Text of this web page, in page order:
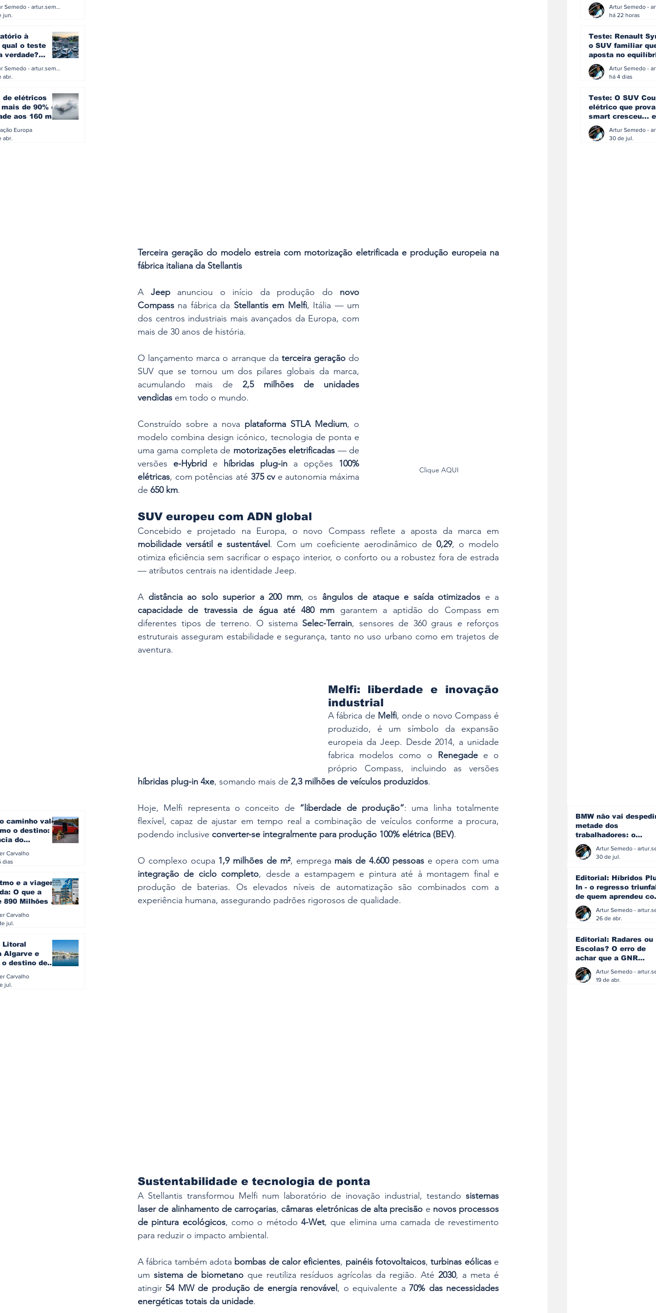
Artur Semedo - artur.semedo@publiracing.pt
jun.
à
qual o teste
verdade?
Artur Semedo - artur.semedo@publiracing.pt
abr.
de elétricos
de 90% da
aos 160 mil
Europa
abr.
Terceira geração do modelo estreia com motorização eletrificada e produção europeia na
fábrica italiana da Stellantis
Clique AQUI
A Jeep anunciou o início da produção do novo
Compass na fábrica da Stellantis em Melfi, Itália — um
dos centros industriais mais avançados da Europa, com
mais de 30 anos de história.
O lançamento marca o arranque da terceira geração do
SUV que se tornou um dos pilares globais da marca,
acumulando mais de 2,5 milhões de unidades
vendidas em todo o mundo.
Construído sobre a nova plataforma STLA Medium, o
modelo combina design icónico, tecnologia de ponta e
uma gama completa de motorizações eletrificadas — de
versões e-Hybrid e híbridas plug-in a opções 100%
elétricas, com potências até 375 cv e autonomia máxima
de 650 km.
SUV europeu com ADN global
mobilidade versátil e sustentável . Com um coeficiente aerodinâmico de 0,29, o modelo
otimiza eficiência sem sacrificar o espaço interior, o conforto ou a robustez fora de estrada
— atributos centrais na identidade Jeep.
A distância ao solo superior a 200 mm, os ângulos de ataque e saída otimizados
capacidade de travessia de água até 480 mm garantem a aptidão do Compass em
diferentes tipos de terreno. O sistema Selec-Terrain, sensores de 360 graus e reforços
estruturais asseguram estabilidade e segurança, tanto no uso urbano como em trajetos de
aventura.
Melfi: liberdade e inovação
industrial
A fábrica de Melfi, onde o novo Compass é
produzido, é um símbolo da expansão
europeia da Jeep. Desde 2014, a unidade
fabrica modelos como o
Renegade e o
híbridas plug-in 4xe, somando mais de 2,3 milhões de veículos produzidos.
Hoje, Melfi representa o conceito de “liberdade de produção”: uma linha totalmente
flexível, capaz de ajustar em tempo real a combinação de veículos conforme a procura,
podendo inclusive converter-se integralmente para produção 100% elétrica (BEV).
O complexo ocupa 1,9 milhões de m², emprega mais de 4.600 pessoas
integração de ciclo completo, desde a estampagem e pintura até à montagem final e
produção de baterias. Os elevados níveis de automatização são combinados com a
experiência humana, assegurando padrões rigorosos de qualidade.
Sustentabilidade e tecnologia de ponta
A Stellantis transformou Melfi num laboratório de inovação industrial, testando sistemas
laser de alinhamento de carroçarias, câmaras eletrónicas de alta precisão e novos processos
de pintura ecológicos, como o método 4-Wet, que elimina uma camada de revestimento
para reduzir o impacto ambiental.
A fábrica também adota bombas de calor eficientes, painéis fotovoltaicos, turbinas eólicas e
um sistema de biometano que reutiliza resíduos agrícolas da região. Até 2030, a meta é
atingir 54 MW de produção de energia renovável, o equivalente a 70% das necessidades
energéticas totais da unidade.
caminho vale
o destino: a
do
europeu
Carvalho
dias
e a viagem
O que a
890 Milhões à
do turista na
Carvalho
jul.
Litoral
Algarve e
o destino de
Carvalho
jul.
eficiência e
simplicidade
há 22 horas
Teste: Renault
o SUV familiar
aposta no
ainda acredita na
manualhá 4 dias
Teste: O SUV
elétrico que
smart cresceu... e
amadureceu
30 de jul.
BMW não vai
metade dos
trabalhadores: o
problema é o
que muitos decidiram
30 de jul.
Editorial: Híbridos
In - o regresso
de quem aprendeu
os erros do passado
26 de abr.
Editorial: Radares ou
Escolas? O erro de
achar que a GNR
resolve o que a
educação falhou
19 de abr.